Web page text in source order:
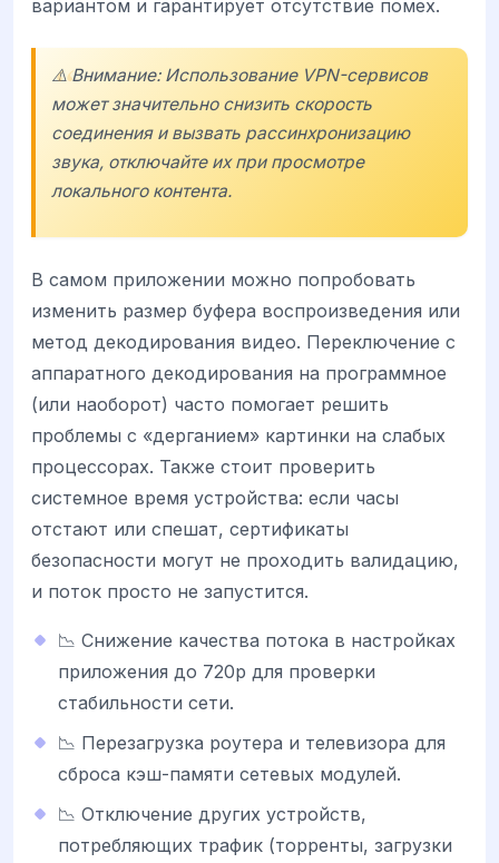
вариантом и гарантирует отсутствие помех.
⚠️ Внимание: Использование VPN-сервисов
может значительно снизить скорость
соединения и вызвать рассинхронизацию
звука, отключайте их при просмотре
локального контента.
В самом приложении можно попробовать
изменить размер буфера воспроизведения или
метод декодирования видео. Переключение с
аппаратного декодирования на программное
(или наоборот) часто помогает решить
проблемы с «дерганием» картинки на слабых
процессорах. Также стоит проверить
системное время устройства: если часы
отстают или спешат, сертификаты
безопасности могут не проходить валидацию,
и поток просто не запустится.
📉 Снижение качества потока в настройках
приложения до 720p для проверки
стабильности сети.
📉 Перезагрузка роутера и телевизора для
сброса кэш-памяти сетевых модулей.
📉 Отключение других устройств,
потребляющих трафик (торренты, загрузки